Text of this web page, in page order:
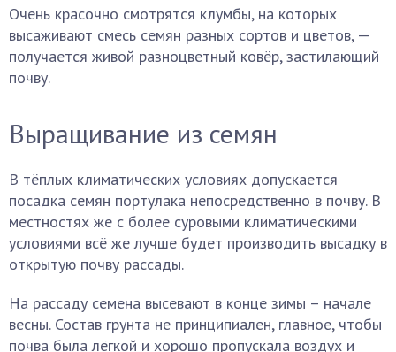
Очень красочно смотрятся клумбы, на которых
высаживают смесь семян разных сортов и цветов, —
получается живой разноцветный ковёр, застилающий
почву.
Выращивание из семян
В тёплых климатических условиях допускается
посадка семян портулака непосредственно в почву. В
местностях же с более суровыми климатическими
условиями всё же лучше будет производить высадку в
открытую почву рассады.
На рассаду семена высевают в конце зимы – начале
весны. Состав грунта не принципиален, главное, чтобы
почва была лёгкой и хорошо пропускала воздух и